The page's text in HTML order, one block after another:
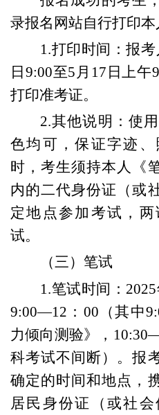
录报名网站自行打印
1.打印时间：报考
日9:00至5月17日上午
打印准考证。
2.其他说明： 使
色均可，保证字迹、
时，考生须持本人 《
内的二代身份证 （或
定地点参加考试，
试。
（三）笔试
1.笔试时间：
9:00—12：00（其中
力倾向测验》，
科考试不间断）。报
确定的时间和地点，
居民身份证（或社